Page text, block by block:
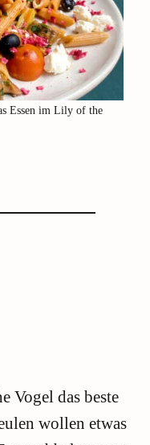
Essen im Lily of the
Vogel das beste
wollen etwas